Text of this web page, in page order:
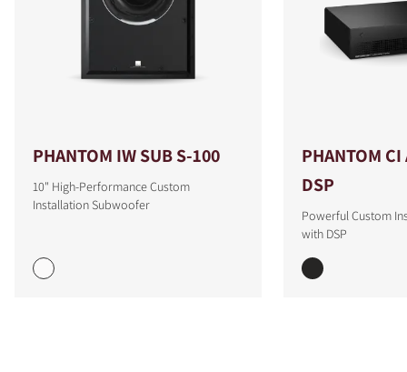
PHANTOM IW SUB S-100
10" High-Performance Custom
Installation Subwoofer
PHANTOM
DSP
Powerful Custom
with DSP